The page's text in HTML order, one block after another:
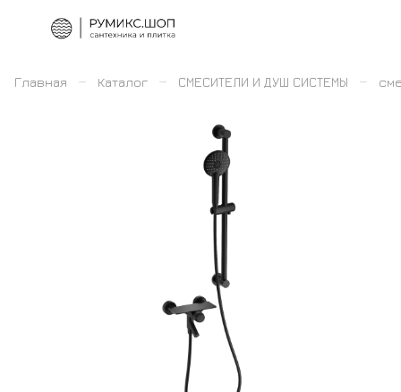
Главная – Каталог – СМЕСИТЕЛИ И ДУШ СИСТЕМЫ –